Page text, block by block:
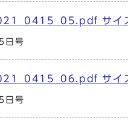
サイ
日号
サイ
日号